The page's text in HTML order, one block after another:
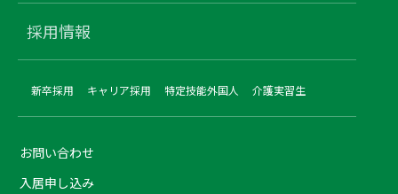
採用情報
新卒採用 キャリア採用 特定技能外国人 介護実習生
お問い合わせ
入居申し込み